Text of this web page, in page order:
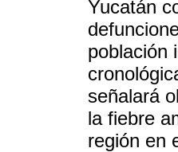
Yucatán
población
señalará
la fiebre
región en